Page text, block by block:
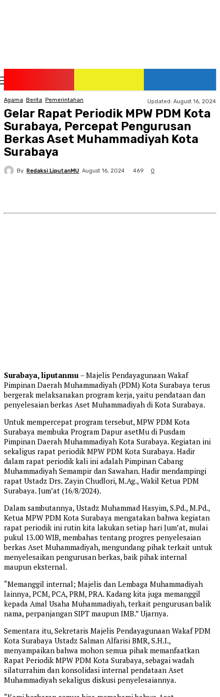
Agama Berita Pemerintahan Updated: August 16, 2024
Gelar Rapat Periodik MPW PDM Kota
Surabaya, Percepat Pengurusan
Berkas Aset Muhammadiyah Kota
Surabaya
By Redaksi LiputanMU August 16, 2024 469 0
Surabaya, liputanmu – Majelis Pendayagunaan Wakaf
Pimpinan Daerah Muhammadiyah (PDM) Kota Surabaya terus
bergerak melaksanakan program kerja, yaitu pendataan dan
penyelesaian berkas Aset Muhammadiyah di Kota Surabaya.
Untuk mempercepat program tersebut, MPW PDM Kota
Surabaya membuka Program Dapur asetMu di Pusdam
Pimpinan Daerah Muhammadiyah Kota Surabaya. Kegiatan ini
sekaligus rapat periodik MPW PDM Kota Surabaya. Hadir
dalam rapat periodik kali ini adalah Pimpinan Cabang
Muhammadiyah Semampir dan Sawahan. Hadir mendampingi
rapat Ustadz Drs. Zayin Chudlori, M.Ag., Wakil Ketua PDM
Surabaya. Jum’at (16/8/2024).
Dalam sambutannya, Ustadz Muhammad Hasyim, S.Pd., M.Pd.,
Ketua MPW PDM Kota Surabaya mengatakan bahwa kegiatan
rapat periodik ini rutin kita lakukan setiap hari Jum’at, mulai
pukul 13.00 WIB, membahas tentang progres penyelesaian
berkas Aset Muhammadiyah, mengundang pihak terkait untuk
menyelesaikan pengurusan berkas, baik pihak internal
maupun eksternal.
“Memanggil internal; Majelis dan Lembaga Muhammadiyah
lainnya, PCM, PCA, PRM, PRA. Kadang kita juga memanggil
kepada Amal Usaha Muhammadiyah, terkait pengurusan balik
nama, perpanjangan SIPT maupun IMB.” Ujarnya.
Sementara itu, Sekretaris Majelis Pendayagunaan Wakaf PDM
Kota Surabaya Ustadz Salman Alfarisi BMR, S.H.I.,
menyampaikan bahwa mohon semua pihak memanfaatkan
Rapat Periodik MPW PDM Kota Surabaya, sebagai wadah
silaturrahim dan konsolidasi internal pendataan Aset
Muhammadiyah sekaligus diskusi penyelesaiannya.